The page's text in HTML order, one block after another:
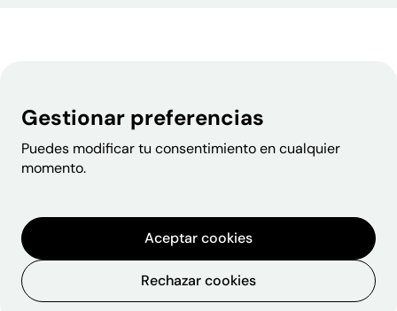
Gestionar preferencias
Puedes modificar tu consentimiento en cualquier
momento.
Rechazar cookies
Aceptar cookies